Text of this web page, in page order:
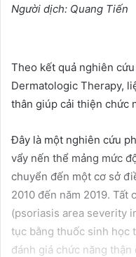
i
Người dịch: Quang Tiến
Theo kết quả nghiên
Dermatologic Therapy,
thân giúp cải thiện chức
Đây là một nghiên cứu
vẩy nến thể mảng mức
chuyển đến một cơ sở
2010 đến năm 2019. Tất
(psoriasis area severity
tục bằng thuốc sinh học
đánh giá chức năng